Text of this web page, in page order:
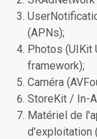
(APNs);
Photos (UIKit
framework);
Caméra
StoreKit / In-
Matériel de
d'exploitation